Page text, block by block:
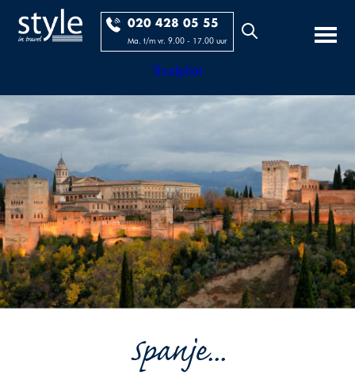
020 428 05 55
Ma. t/m vr. 9.00 - 17.00 uur
Trustpilot
Spanje...